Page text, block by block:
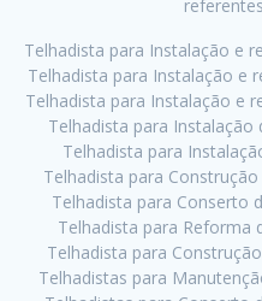
Telhadista para Instalação e
Telhadista para Instalação e
Telhadista para Instalação e
Telhadista para Instalação
Telhadista para
Telhadista para
Telhadista para Conserto
Telhadista para Reforma
Telhadista para
Telhadistas para